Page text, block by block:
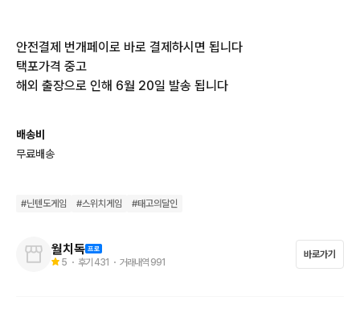
안전결제 번개페이로 바로 결제하시면 됩니다
택포가격 중고
해외 출장으로 인해 6월 20일 발송 됩니다
배송비
무료배송
#닌텐도게임 #스위치게임 #태고의달인
월치독
5 ・ 후기 431 ・ 거래내역 991
바로가기